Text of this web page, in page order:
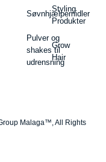
Søvnhjælpemidler
Pulver og
shakes til
udrensning
Styling
Produkter
Grow
Hair
Malaga™, All Rights